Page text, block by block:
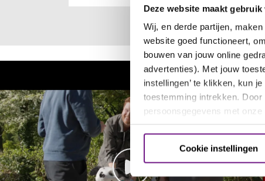
Deze website maakt
Wij, en derde partijen,
website goed functioneert,
bouwen van jouw online
advertenties). Met jouw
instellingen’ te klikken, kun
toestemming intrekken. Door
persoonsgegevens met onze
Cookie instellingen